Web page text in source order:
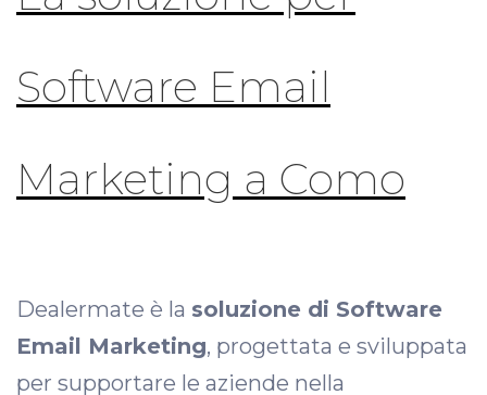
Software Email
Marketing a Como
Dealermate è la soluzione di Software
Email Marketing, progettata e sviluppata
per supportare le aziende nella